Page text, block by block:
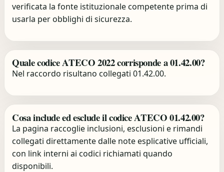
verificata la fonte istituzionale competente prima di
usarla per obblighi di sicurezza.
Quale codice ATECO 2022 corrisponde a 01.42.00?
Nel raccordo risultano collegati 01.42.00.
Cosa include ed esclude il codice ATECO 01.42.00?
La pagina raccoglie inclusioni, esclusioni e rimandi
collegati direttamente dalle note esplicative ufficiali,
con link interni ai codici richiamati quando
disponibili.